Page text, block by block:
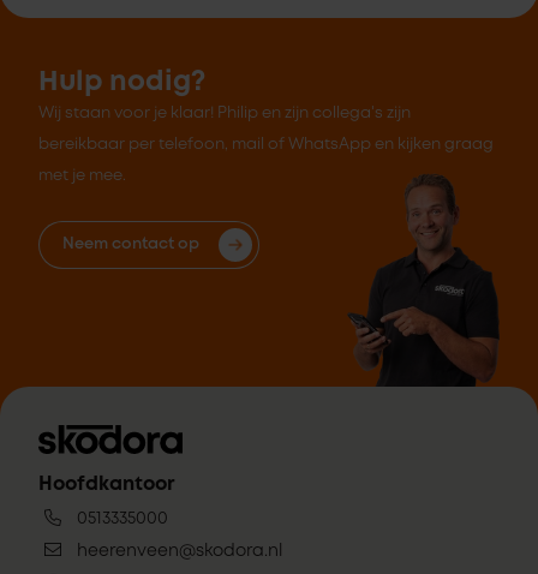
Hulp nodig?
Wij staan voor je klaar! Philip en zijn collega's zijn
bereikbaar per telefoon, mail of WhatsApp en kijken graag
met je mee.
Neem contact op
Hoofdkantoor
0513335000
heerenveen@skodora.nl